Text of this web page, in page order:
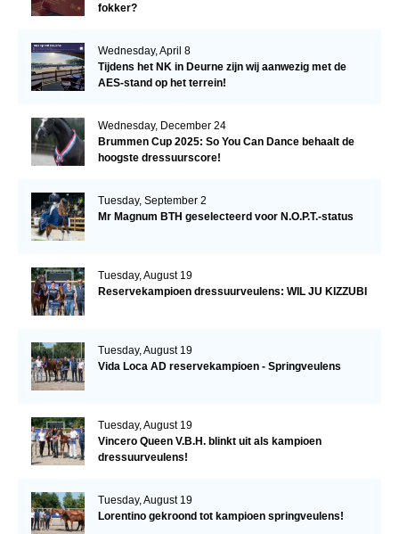
fokker?
Wednesday, April 8
Tijdens het NK in Deurne zijn wij aanwezig met de
AES-stand op het terrein!
Wednesday, December 24
Brummen Cup 2025: So You Can Dance behaalt de
hoogste dressuurscore!
Tuesday, September 2
Mr Magnum BTH geselecteerd voor N.O.P.T.-status
Tuesday, August 19
Reservekampioen dressuurveulens: WIL JU KIZZUBI
Tuesday, August 19
Vida Loca AD reservekampioen - Springveulens
Tuesday, August 19
Vincero Queen V.B.H. blinkt uit als kampioen
dressuurveulens!
Tuesday, August 19
Lorentino gekroond tot kampioen springveulens!